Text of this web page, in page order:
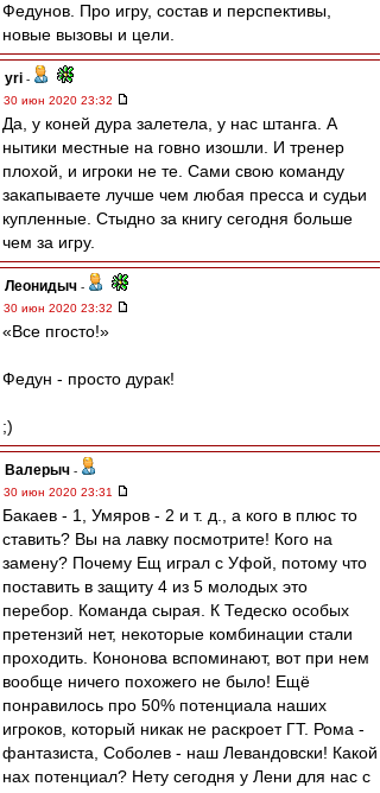
Федунов. Про игру, состав и перспективы,
новые вызовы и цели.
yri -
30 июн 2020 23:32
Да, у коней дура залетела, у нас штанга. А
нытики местные на говно изошли. И тренер
плохой, и игроки не те. Сами свою команду
закапываете лучше чем любая пресса и судьи
купленные. Стыдно за книгу сегодня больше
чем за игру.
Леонидыч -
30 июн 2020 23:32
«Все пгосто!»
Федун - просто дурак!
;)
Валерыч -
30 июн 2020 23:31
Бакаев - 1, Умяров - 2 и т. д., а кого в плюс то
ставить? Вы на лавку посмотрите! Кого на
замену? Почему Ещ играл с Уфой, потому что
поставить в защиту 4 из 5 молодых это
перебор. Команда сырая. К Тедеско особых
претензий нет, некоторые комбинации стали
проходить. Кононова вспоминают, вот при нем
вообще ничего похожего не было! Ещё
понравилось про 50% потенциала наших
игроков, который никак не раскроет ГТ. Рома -
фантазиста, Соболев - наш Левандовски! Какой
нах потенциал? Нету сегодня у Лени для нас с